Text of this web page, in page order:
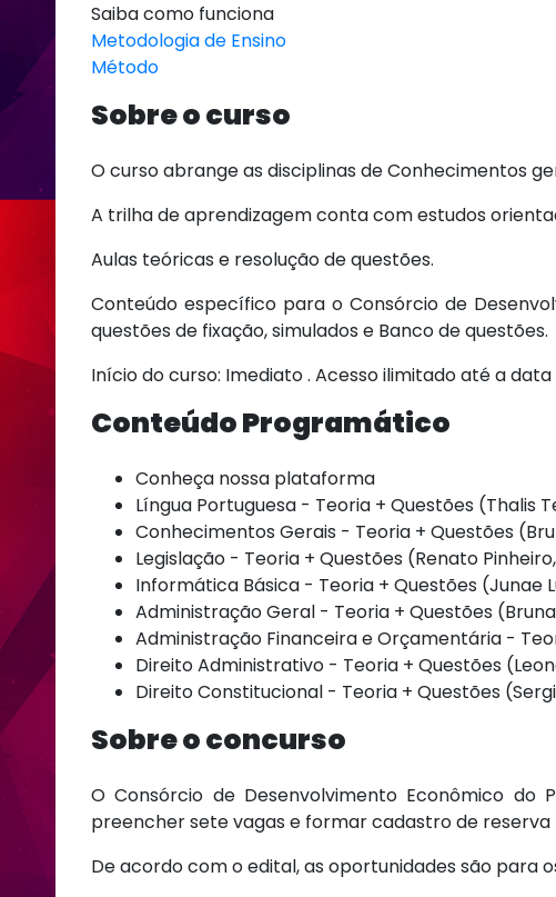
Saiba como funciona
Metodologia de Ensino
Método
Sobre o curso
O curso abrange as disciplinas de Conhecimentos
A trilha de aprendizagem conta com estudos
Aulas teóricas e resolução de questões.
Conteúdo específico para o Consórcio de
questões de fixação, simulados e Banco de questões.
Início do curso: Imediato . Acesso ilimitado até a
Conteúdo Programático
Conheça nossa plataforma
Língua Portuguesa - Teoria + Questões (Thalis
Conhecimentos Gerais - Teoria + Questões
Legislação - Teoria + Questões (Renato
Informática Básica - Teoria + Questões (Junae
Administração Geral - Teoria + Questões
Administração Financeira e Orçamentária -
Direito Administrativo - Teoria + Questões
Direito Constitucional - Teoria + Questões
Sobre o concurso
O Consórcio de Desenvolvimento Econômico do
preencher sete vagas e formar cadastro de reserva
De acordo com o edital, as oportunidades são para